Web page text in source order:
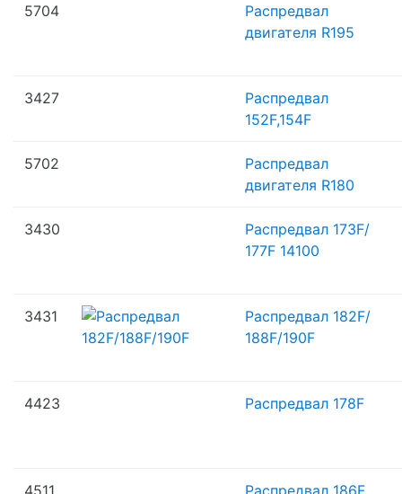
5704
Распредвал
двигателя R195
3427
Распредвал
152F,154F
5702
Распредвал
двигателя R180
3430
Распредвал 173F/
177F 14100
3431
Распредвал 182F/
188F/190F
4423 Распредвал 178F
4511 Распредвал 186F,